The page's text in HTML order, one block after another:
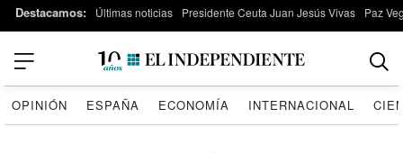
Destacamos: Últimas noticias Presidente Ceuta Juan Jesús Vivas Paz
OPINIÓN ESPAÑA ECONOMÍA INTERNACIONAL